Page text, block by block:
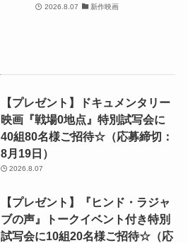
2026.8.07 新作映画
【プレゼント】ドキュメンタリー
映画『戦場0地点』特別試写会に
40組80名様ご招待☆（応募締切：
8月19日）
2026.8.07
【プレゼント】『ヒンド・ラジャ
ブの声』トークイベント付き特別
試写会に10組20名様ご招待☆（応